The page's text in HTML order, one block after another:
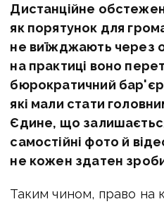
Дистанційне
як порятунок для
не виїжджають через
на практиці воно
бюрократичний
які мали стати
Єдине, що
самостійні фото й
не кожен здатен
Таким чином, право на